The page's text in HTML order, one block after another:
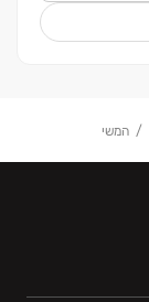
המשי